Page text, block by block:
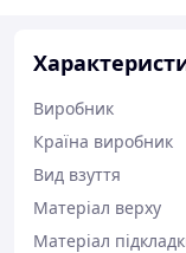
Виробник
Країна виробник
Вид взуття
Матеріал верху
Матеріал